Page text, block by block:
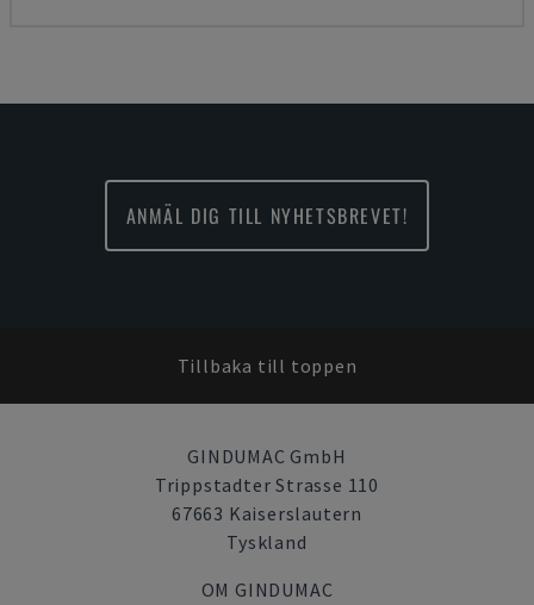
ANMÄL DIG TILL NYHETSBREVET!
Tillbaka till toppen
GINDUMAC GmbH
Trippstadter Strasse 110
67663 Kaiserslautern
Tyskland
OM GINDUMAC